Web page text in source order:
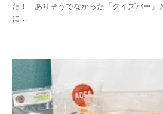
た！ ありそうでなかった「クイズバー」
に…